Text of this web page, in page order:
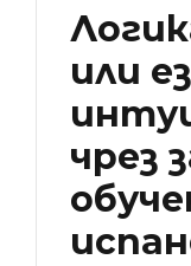
или
чрез